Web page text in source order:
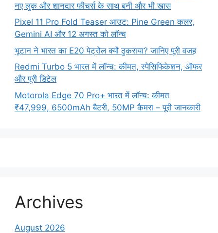
नए लुक और शानदार फीचर्स के साथ बनी और भी खास
Pixel 11 Pro Fold Teaser आउट: Pine Green कलर,
Gemini AI और 12 अगस्त को लॉन्च
भूटान ने भारत का E20 पेट्रोल क्यों ठुकराया? जानिए पूरी वजह
Redmi Turbo 5 भारत में लॉन्च: कीमत, स्पेसिफिकेशन, ऑफर
और पूरी डिटेल
Motorola Edge 70 Pro+ भारत में लॉन्च: कीमत
₹47,999, 6500mAh बैटरी, 50MP कैमरा – पूरी जानकारी
Archives
August 2026